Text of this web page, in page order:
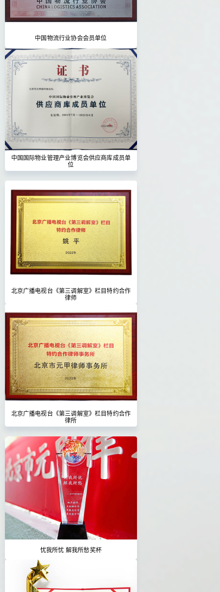
中国物流行业协会会员单位
中国国际物业管理产业博览会供应商库成员单
位
北京广播电视台《第三调解室》栏目特约合作
律师
北京广播电视台《第三调解室》栏目特约合作
律所
忧我所忧 解我所愁奖杯